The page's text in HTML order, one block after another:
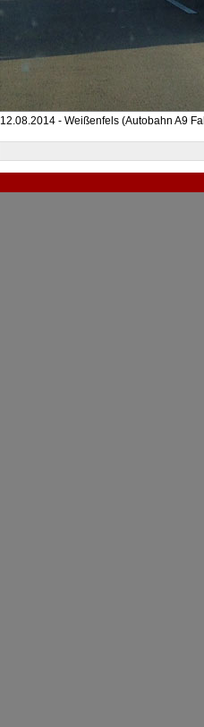
12.08.2014 - Weißenfels (Autobahn A9